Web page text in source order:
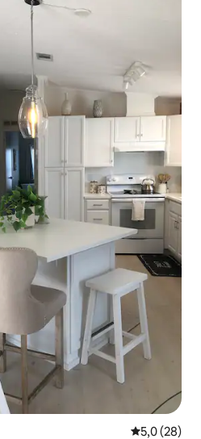
Nilai rata-
5,0 (28)